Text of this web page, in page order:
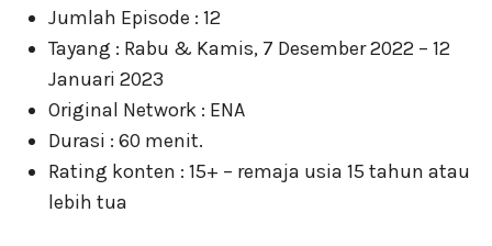
Jumlah Episode : 12
Tayang : Rabu & Kamis, 7 Desember 2022 – 12
Januari 2023
Original Network : ENA
Durasi : 60 menit.
Rating konten : 15+ – remaja usia 15 tahun atau
lebih tua